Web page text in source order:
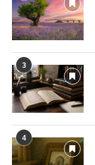
3
4